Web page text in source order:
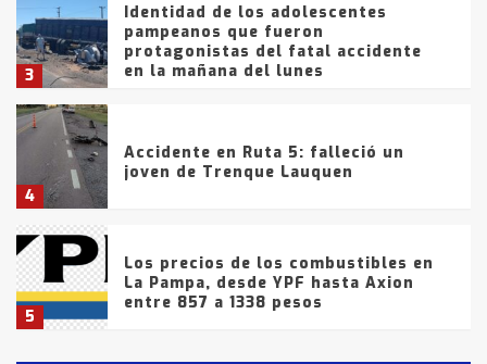
3
Identidad de los adolescentes
pampeanos que fueron
protagonistas del fatal accidente
en la mañana del lunes
4
Accidente en Ruta 5: falleció un
joven de Trenque Lauquen
5
Los precios de los combustibles en
La Pampa, desde YPF hasta Axion
entre 857 a 1338 pesos